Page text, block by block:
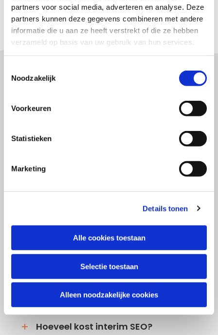
partners voor social media, adverteren en analyse. Deze
partners kunnen deze gegevens combineren met andere
informatie die u aan ze heeft verstrekt of die ze hebben
verzameld op basis van uw gebruik van hun services.
Noodzakelijk
Voorkeuren
Statistieken
Marketing
Details tonen
Alle cookies toestaan
Selectie toestaan
Alleen noodzakelijke cookies
↳ 100% Gratis & Vrijblijvend
Interim SEO FAQ
Regelmatig krijgen wij vragen over
meestgestelde vragen beantwoord en
op een rij gezet.
Wat is interim SEO?
Werkt een interim SEO-specialist op
duur?
Hoeveel kost interim SEO?